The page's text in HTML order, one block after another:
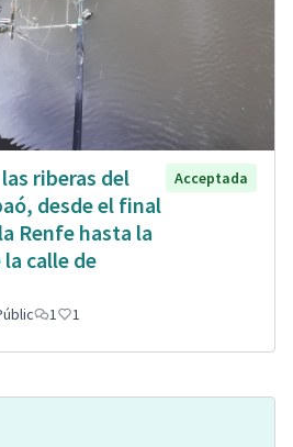
riberas del
desde el final
Renfe hasta la
calle de
Acceptada
1 1